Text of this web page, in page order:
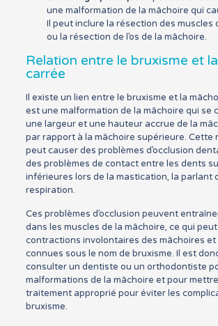
une malformation de la mâchoire qui
Il peut inclure la résection des muscles
ou la résection de l’os de la mâchoire.
Relation entre le bruxisme et
carrée
Il existe un lien entre le bruxisme et la
est une malformation de la mâchoire qui se
une largeur et une hauteur accrue de la
par rapport à la mâchoire supérieure. Cette
peut causer des problèmes d’occlusion
des problèmes de contact entre les dents
inférieures lors de la mastication, la parlant
respiration.
Ces problèmes d’occlusion peuvent
dans les muscles de la mâchoire, ce qui
contractions involontaires des mâchoires et
connues sous le nom de bruxisme. Il est
consulter un dentiste ou un orthodontiste
malformations de la mâchoire et pour
traitement approprié pour éviter les
bruxisme.